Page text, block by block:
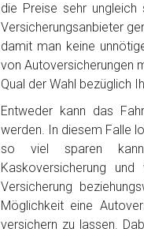
Foto Nr. 3
Sonstiges
die Preise sehr
Versicherungsanbieter
damit man keine
von Autoversicherungen
Qual der Wahl bezüglich
Entweder kann das
werden. In diesem Falle
so viel sparen kann.
Kaskoversicherung
Versicherung
Möglichkeit eine
versichern zu lassen.